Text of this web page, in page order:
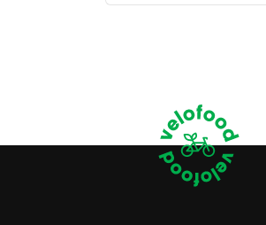
C Eier